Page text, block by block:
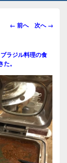
画
ビ
ゲ
ー
シ
ョ
ン
← 前へ 次へ →
ブラジル料理の食
。